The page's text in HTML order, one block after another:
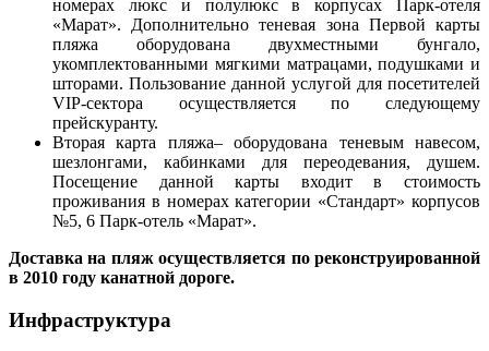
номерах люкс и полулюкс в корпусах Парк-отеля
«Марат». Дополнительно теневая зона Первой карты
пляжа оборудована двухместными бунгало,
укомплектованными мягкими матрацами, подушками и
шторами. Пользование данной услугой для посетителей
VIP-сектора осуществляется по следующему
прейскуранту.
Вторая карта пляжа– оборудована теневым навесом,
шезлонгами, кабинками для переодевания, душем.
Посещение данной карты входит в стоимость
проживания в номерах категории «Стандарт» корпусов
№5, 6 Парк-отель «Марат».
Доставка на пляж осуществляется по реконструированной
в 2010 году канатной дороге.
Инфраструктура